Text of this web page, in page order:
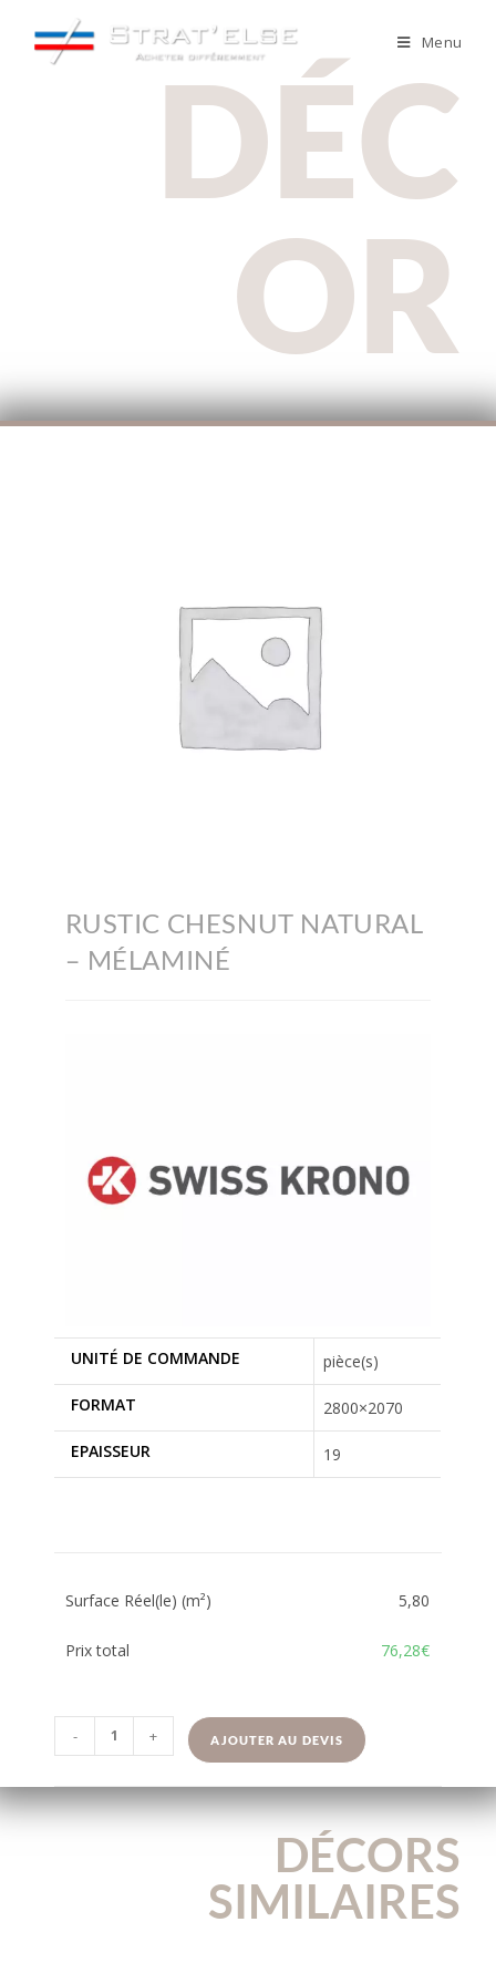
Menu
DÉC
OR
RUSTIC CHESNUT NATURAL
– MÉLAMINÉ
UNITÉ DE COMMANDE pièce(s)
FORMAT 2800×2070
EPAISSEUR 19
Surface Réel(le) (m²) 5,80
Prix total 76,28€
- + AJOUTER AU DEVIS
DÉCORS
SIMILAIRES